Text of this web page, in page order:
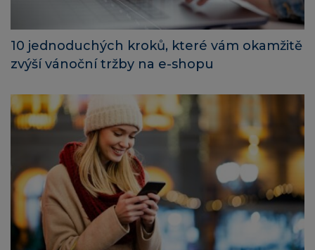
10 jednoduchých kroků, které vám okamžitě
zvýší vánoční tržby na e-shopu